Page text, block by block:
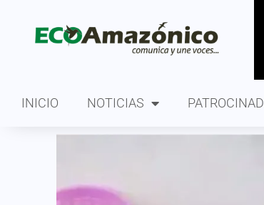
INICIO NOTICIAS